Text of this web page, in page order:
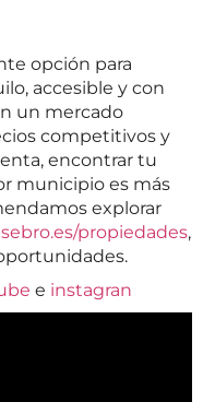
opción para
accesible y con
un mercado
competitivos y
encontrar tu
municipio es más
explorar
propiedades,
e instagran